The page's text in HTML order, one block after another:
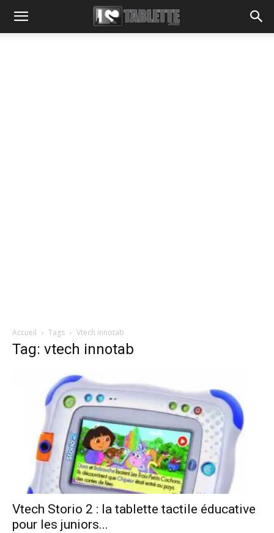
Accueil Tags Vtech innotab
Tag: vtech innotab
Vtech Storio 2 : la tablette tactile éducative
pour les juniors...